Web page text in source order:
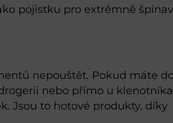
pojistku pro extrémně
nepouštět. Pokud máte
nebo přímo u klenotníka
Jsou to hotové produkty, díky